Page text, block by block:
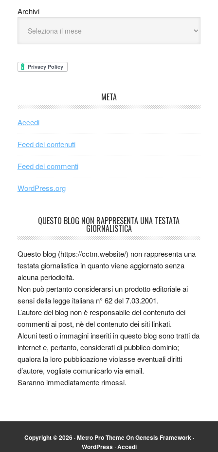
Archivi
META
Accedi
Feed dei contenuti
Feed dei commenti
WordPress.org
QUESTO BLOG NON RAPPRESENTA UNA TESTATA
GIORNALISTICA
Questo blog (https://cctm.website/) non rappresenta una
testata giornalistica in quanto viene aggiornato senza
alcuna periodicità.
Non può pertanto considerarsi un prodotto editoriale ai
sensi della legge italiana n° 62 del 7.03.2001.
L’autore del blog non è responsabile del contenuto dei
commenti ai post, nè del contenuto dei siti linkati.
Alcuni testi o immagini inseriti in questo blog sono tratti da
internet e, pertanto, considerati di pubblico dominio;
qualora la loro pubblicazione violasse eventuali diritti
d’autore, vogliate comunicarlo via email.
Saranno immediatamente rimossi.
Copyright © 2026 ·Metro Pro ThemeOnGenesis Framework·
WordPress·Accedi